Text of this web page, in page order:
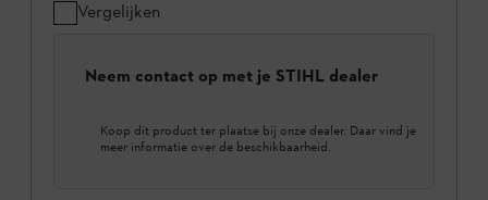
Vergelijken
Neem contact op met je STIHL dealer
Koop dit product ter plaatse bij onze dealer. Daar vind je
meer informatie over de beschikbaarheid.